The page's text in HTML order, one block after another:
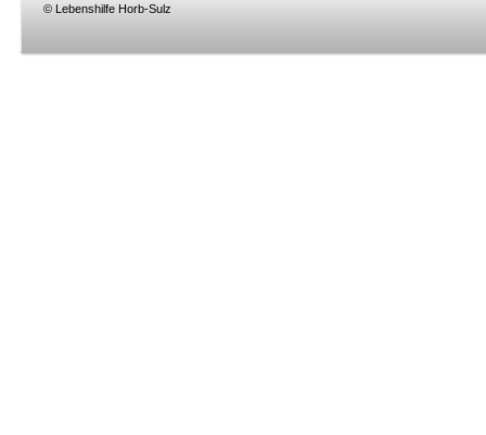
© Lebenshilfe Horb-Sulz